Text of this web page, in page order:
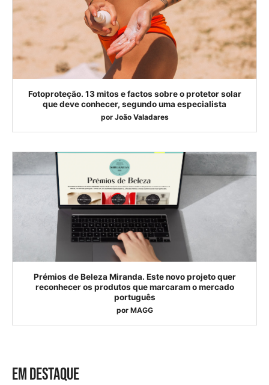
Fotoproteção. 13 mitos e factos sobre o protetor solar
que deve conhecer, segundo uma especialista
por João Valadares
Prémios de Beleza Miranda. Este novo projeto quer
reconhecer os produtos que marcaram o mercado
português
por MAGG
EM DESTAQUE